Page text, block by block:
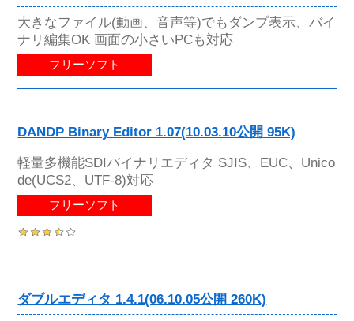
大きなファイル(動画、音声等)でもダンプ表示、バイ
ナリ編集OK 画面の小さいPCも対応
フリーソフト
DANDP Binary Editor 1.07(10.03.10公開 95K)
軽量多機能SDIバイナリエディタ SJIS、EUC、Unico
de(UCS2、UTF-8)対応
フリーソフト
ダブルエディタ 1.4.1(06.10.05公開 260K)